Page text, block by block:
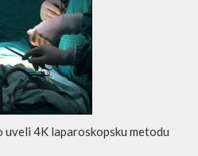
uveli 4K laparoskopsku metodu